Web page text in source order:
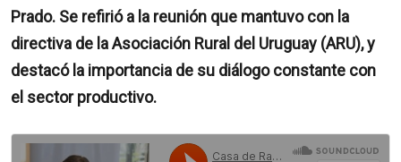
Prado. Se refirió a la reunión que mantuvo con la
directiva de la Asociación Rural del Uruguay (ARU), y
destacó la importancia de su diálogo constante con
el sector productivo.